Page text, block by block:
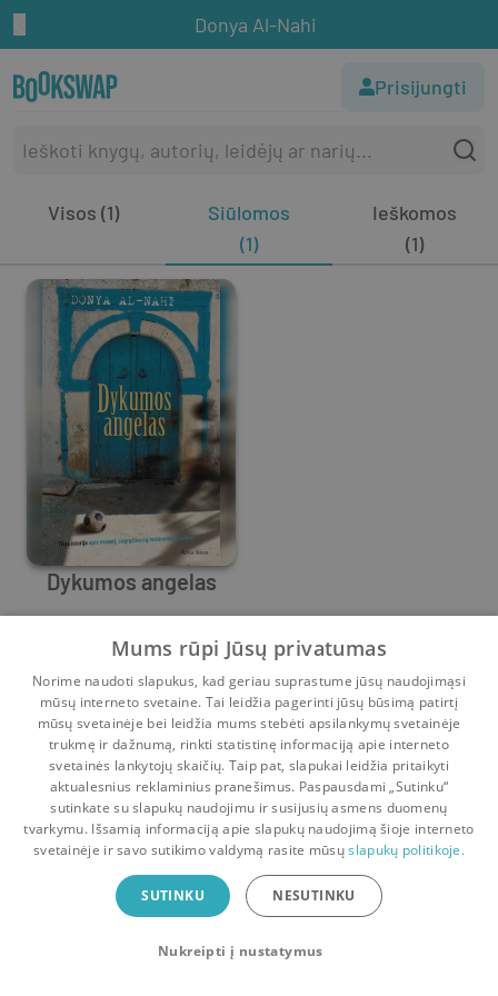
Donya Al-Nahi
Prisijungti
Visos (1)
Siūlomos
(1)
Ieškomos
(1)
Dykumos angelas
Donya Al-Nahi
Pradinis Krepšelis Pokalbiai Pranešimai Paskyra
Bookswap programėlė
Mainykis knygomis dar patogiau!
Uždaryti
Mums rūpi Jūsų privatumas
Norime naudoti slapukus, kad geriau suprastume jūsų naudojimąsi
mūsų interneto svetaine. Tai leidžia pagerinti jūsų būsimą patirtį
mūsų svetainėje bei leidžia mums stebėti apsilankymų svetainėje
trukmę ir dažnumą, rinkti statistinę informaciją apie interneto
svetainės lankytojų skaičių. Taip pat, slapukai leidžia pritaikyti
aktualesnius reklaminius pranešimus. Paspausdami „Sutinku“
sutinkate su slapukų naudojimu ir susijusių asmens duomenų
tvarkymu. Išsamią informaciją apie slapukų naudojimą šioje interneto
svetainėje ir savo sutikimo valdymą rasite mūsųslapukų politikoje.
SUTINKU NESUTINKU
Nukreipti į nustatymus